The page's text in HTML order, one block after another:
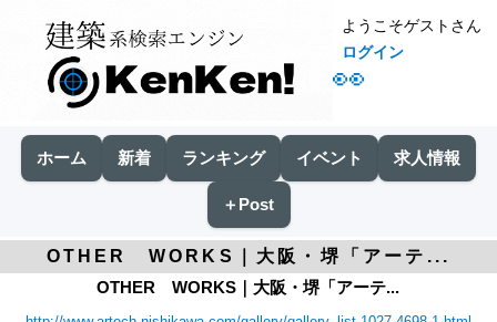
👀
ようこそゲストさん
ログイン
ホーム 新着 ランキング イベント 求人情報
＋Post
OTHER WORKS｜大阪・堺「アーテ...
OTHER WORKS｜大阪・堺「アーテ...